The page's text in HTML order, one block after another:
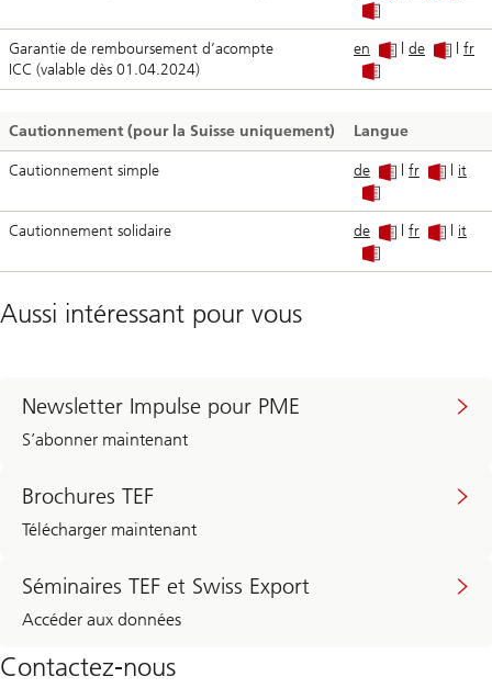
Garantie de remboursement d’acompte
ICC (valable dès 01.04.2024)
en de fr
Cautionnement (pour la Suisse uniquement) Langue
Cautionnement simple de fr it
Cautionnement solidaire de fr it
Aussi intéressant pour vous
Newsletter Impulse pour PME
S’abonner maintenant
Brochures TEF
Télécharger maintenant
Séminaires TEF et Swiss Export
Accéder aux données
Contactez-nous